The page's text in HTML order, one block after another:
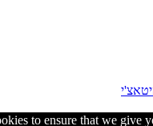
to ensure that we give